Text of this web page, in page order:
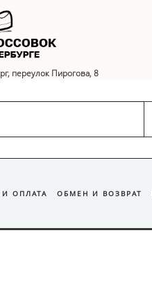
переулок Пирогова, 8
И ОПЛАТА ОБМЕН И ВОЗВРАТ